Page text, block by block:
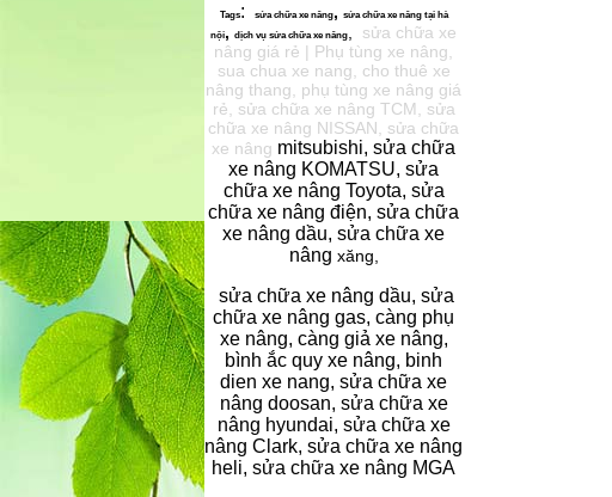
Tags: sửa chữa xenâng, sửa chữa xe nângtại hà
nội, dịch vụ sửa chữa xe nâng
sửa chữa xe
nâng giá rẻ | Phụ tùng xe nâng,
sua chua xe nang, cho thuê xe
nâng thang, phụ tùng xe nâng giá
rẻ, sửa chữa xe nâng TCM, sửa
chữa xe nâng NISSAN, sửa chữa
xe nâng mitsubishi, sửa chữa
xe nâng KOMATSU, sửa
chữa xe nâng Toyota, sửa
chữa xe nâng điện, sửa chữa
xe nâng dầu, sửa chữa xe
nâng xăng,
sửa chữa xe nâng dầu, sửa
chữa xe nâng gas, càng phụ
xe nâng, càng giả xe nâng,
bình ắc quy xe nâng, binh
dien xe nang, sửa chữa xe
nâng doosan, sửa chữa xe
nâng hyundai, sửa chữa xe
nâng Clark, sửa chữa xe nâng
heli, sửa chữa xe nâng MGA